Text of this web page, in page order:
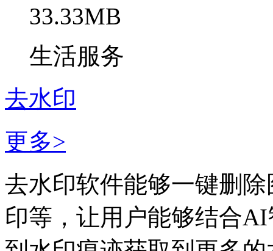
33.33MB
生活服务
去水印
更多>
去水印软件能够一键删
印等，让用户能够结合